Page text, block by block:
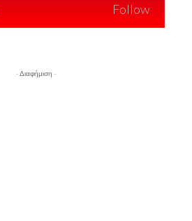
Follow
- Διαφήμιση -